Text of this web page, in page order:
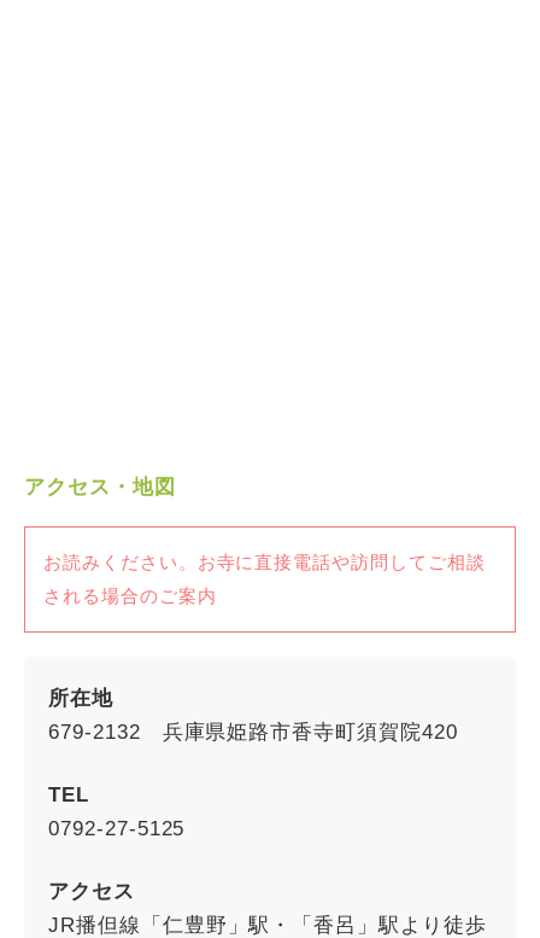
アクセス・地図
お読みください。お寺に直接電話や訪問してご相談
される場合のご案内
所在地
679-2132 兵庫県姫路市香寺町須賀院420
TEL
0792-27-5125
アクセス
JR播但線「仁豊野」駅・「香呂」駅より徒歩